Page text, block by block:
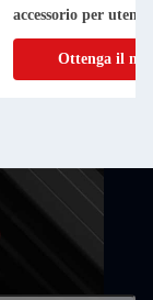
accessorio per
Ottenga il